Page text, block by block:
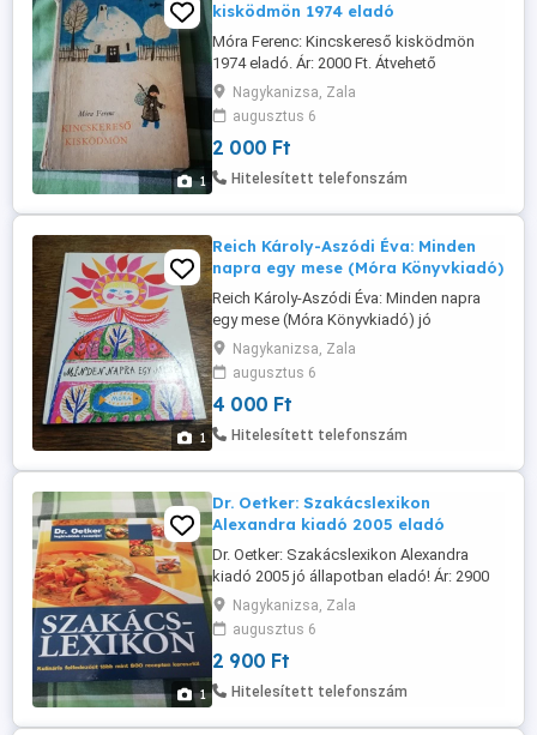
1
kisködmön 1974 eladó
Móra Ferenc: Kincskereső kisködmön
1974 eladó. Ár: 2000 Ft. Átvehető
Nagykanizsán, postázni tudom.
Érdeklődni: a 30/427-7142-s telefonon.
Nagykanizsa, Zala
augusztus 6
2 000 Ft
Hitelesített telefonszám
1
Reich Károly-Aszódi Éva: Minden
napra egy mese (Móra Könyvkiadó)
Reich Károly-Aszódi Éva: Minden napra
egy mese (Móra Könyvkiadó) jó
állapotban eladó! Ár: 4000 Ft Átvehető
Nagykanizsán, postázni tudom.
Érdeklődni: a 30/427-7142-s telefonon.
Nagykanizsa, Zala
augusztus 6
4 000 Ft
Hitelesített telefonszám
1
Dr. Oetker: Szakácslexikon
Alexandra kiadó 2005 eladó
Dr. Oetker: Szakácslexikon Alexandra
kiadó 2005 jó állapotban eladó! Ár: 2900
Ft Átvehető Nagykanizsán, postázni
tudom. Érdeklődni: a 30/427-7142-s
telefonon.
Nagykanizsa, Zala
augusztus 6
2 900 Ft
Hitelesített telefonszám